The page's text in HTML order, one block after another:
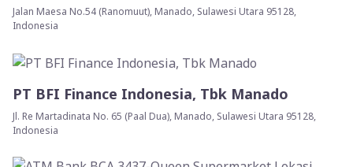
Jalan Maesa No.54 (Ranomuut), Manado, Sulawesi Utara 95128,
Indonesia
PT BFI Finance Indonesia, Tbk Manado
Jl. Re Martadinata No. 65 (Paal Dua), Manado, Sulawesi Utara 95128,
Indonesia